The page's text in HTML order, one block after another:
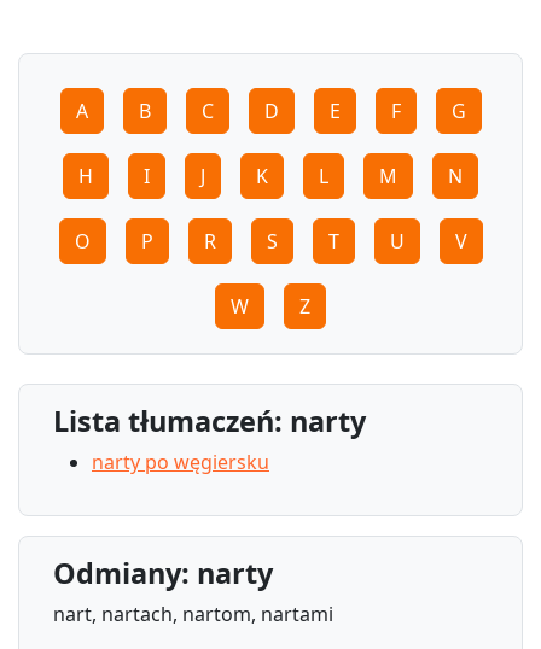
A B C D E F G
H I J K L M N
O P R S T U V
W Z
Lista tłumaczeń: narty
narty po węgiersku
Odmiany: narty
nart, nartach, nartom, nartami